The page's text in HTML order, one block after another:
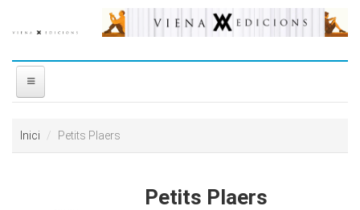
Inici Petits Plaers
Petits Plaers